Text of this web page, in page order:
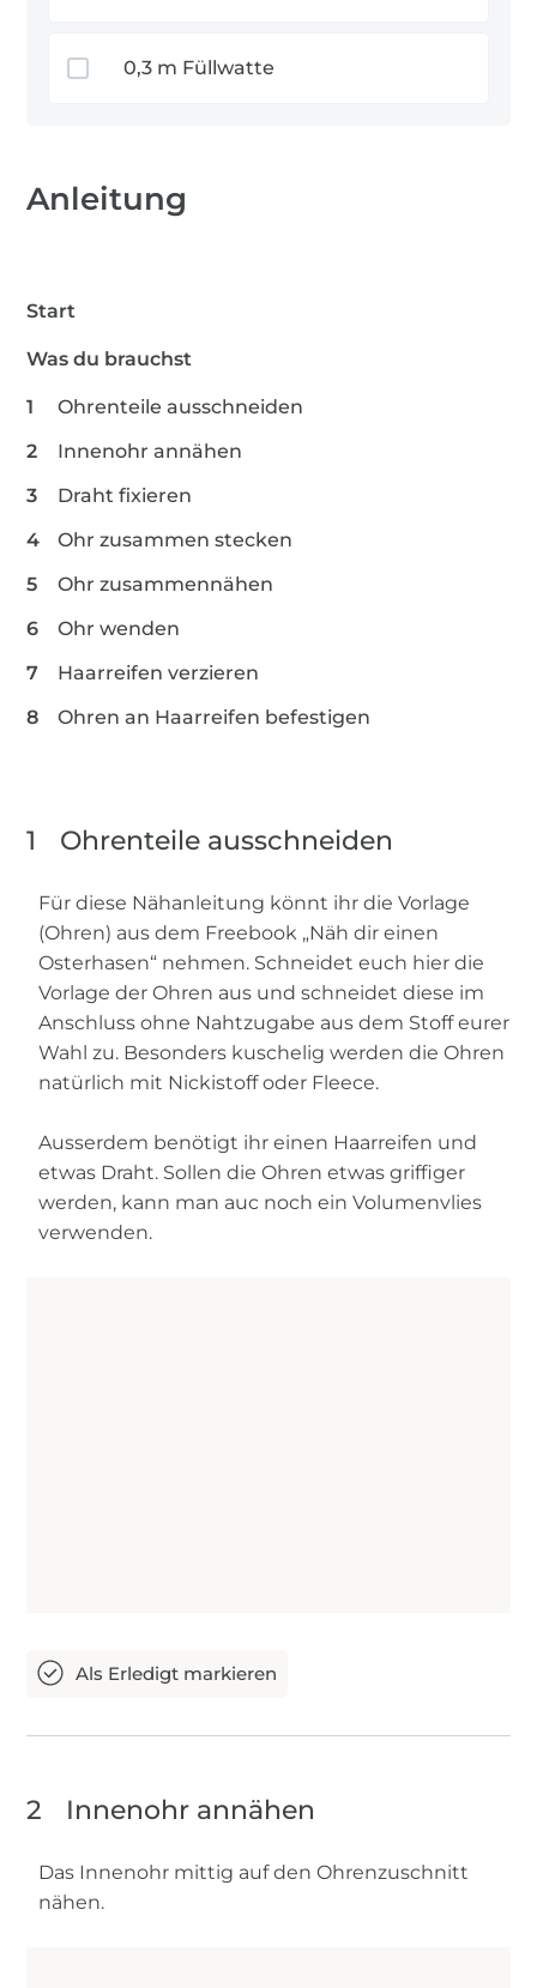
0,3 m Füllwatte
Anleitung
Start
Was du brauchst
Ohrenteile ausschneiden
Innenohr annähen
Draht fixieren
Ohr zusammen stecken
Ohr zusammennähen
Ohr wenden
Haarreifen verzieren
Ohren an Haarreifen befestigen
1 Ohrenteile ausschneiden
Für diese Nähanleitung könnt ihr die Vorlage
(Ohren) aus dem Freebook „Näh dir einen
Osterhasen“ nehmen. Schneidet euch hier die
Vorlage der Ohren aus und schneidet diese im
Anschluss ohne Nahtzugabe aus dem Stoff eurer
Wahl zu. Besonders kuschelig werden die Ohren
natürlich mit Nickistoff oder Fleece.
Ausserdem benötigt ihr einen Haarreifen und
etwas Draht. Sollen die Ohren etwas griffiger
werden, kann man auc noch ein Volumenvlies
verwenden.
2 Innenohr annähen
Das Innenohr mittig auf den Ohrenzuschnitt
nähen.